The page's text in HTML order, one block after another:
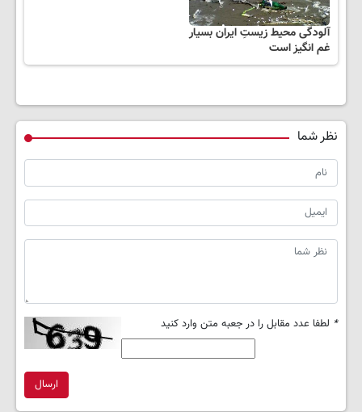
آلودگی محیط زیستِ ایران بسیار
غم انگیز است
نظر شما
* لطفا عدد مقابل را در جعبه متن وارد کنید
ارسال